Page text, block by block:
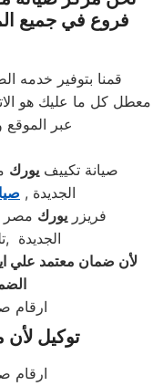
فروع في جميع
قمنا بتوفير خدمه
معطل كل ما عليك هو
عبر
صيانة تكييف يورك
الجديدة ,
فريزر يورك مصر
الجديدة
لأن ضمان معتمد علي
ارقام
توكيل لأن مركز
ارقام